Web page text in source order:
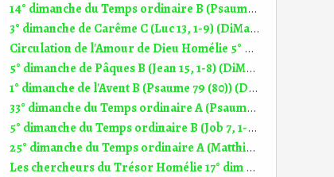
14° dimanche du Temps ordinaire B (Psaume 121 (122)) (DiMail 589)
3° dimanche de Carême C (Luc 13, 1-9) (DiMail 111)
Circulation de l'Amour de Dieu Homélie 5° dim TP B (28.04.2024)
5° dimanche de Pâques B (Jean 15, 1-8) (DiMail 71)
1° dimanche de l'Avent B (Psaume 79 (80)) (DiMail 558)
33° dimanche du Temps ordinaire A (Psaume 127 (128)) (DiMail 557)
5° dimanche du Temps ordinaire B (Job 7, 1-4.6-7) (DiMail 199)
25° dimanche du Temps ordinaire A (Matthieu 20, 1-16a) (DiMail 37)
Les chercheurs du Trésor Homélie 17° dim TO A (30.07.2023)